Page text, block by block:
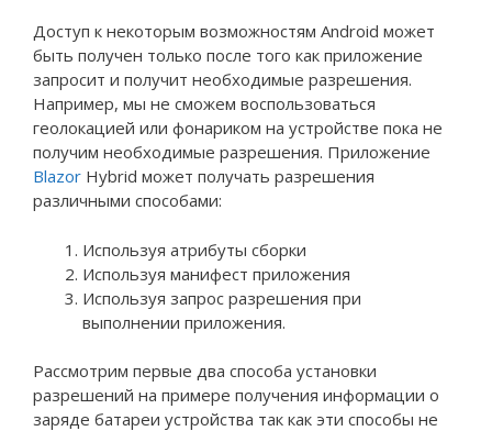
Доступ к некоторым возможностям Android может
быть получен только после того как приложение
запросит и получит необходимые разрешения.
Например, мы не сможем воспользоваться
геолокацией или фонариком на устройстве пока не
получим необходимые разрешения. Приложение
Blazor Hybrid может получать разрешения
различными способами:
Используя атрибуты сборки
Используя манифест приложения
Используя запрос разрешения при
выполнении приложения.
Рассмотрим первые два способа установки
разрешений на примере получения информации о
заряде батареи устройства так как эти способы не